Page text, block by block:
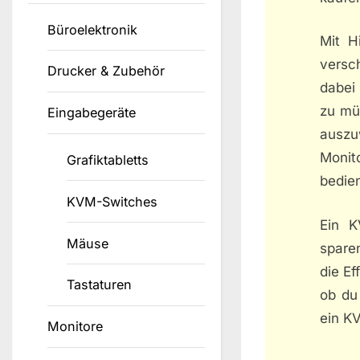
Mit
zu
Ein
die
ob
ein
Büroelektronik
Drucker & Zubehör
Eingabegeräte
Grafiktabletts
KVM-Switches
Mäuse
Tastaturen
Monitore